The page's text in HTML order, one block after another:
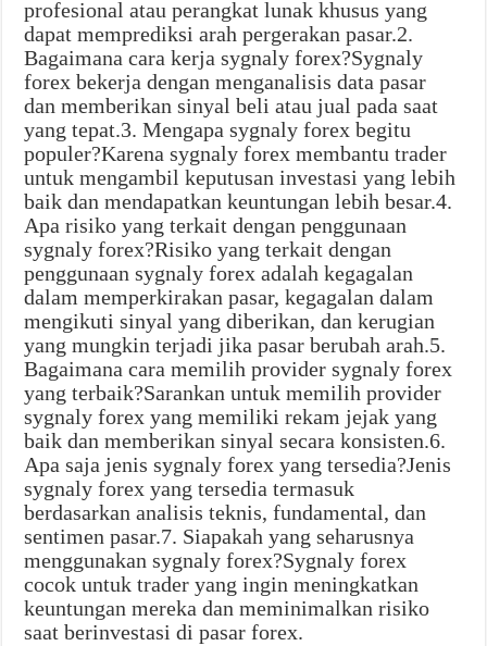
profesional atau perangkat lunak khusus yang
dapat memprediksi arah pergerakan pasar.2.
Bagaimana cara kerja sygnaly forex?Sygnaly
forex bekerja dengan menganalisis data pasar
dan memberikan sinyal beli atau jual pada saat
yang tepat.3. Mengapa sygnaly forex begitu
populer?Karena sygnaly forex membantu trader
untuk mengambil keputusan investasi yang lebih
baik dan mendapatkan keuntungan lebih besar.4.
Apa risiko yang terkait dengan penggunaan
sygnaly forex?Risiko yang terkait dengan
penggunaan sygnaly forex adalah kegagalan
dalam memperkirakan pasar, kegagalan dalam
mengikuti sinyal yang diberikan, dan kerugian
yang mungkin terjadi jika pasar berubah arah.5.
Bagaimana cara memilih provider sygnaly forex
yang terbaik?Sarankan untuk memilih provider
sygnaly forex yang memiliki rekam jejak yang
baik dan memberikan sinyal secara konsisten.6.
Apa saja jenis sygnaly forex yang tersedia?Jenis
sygnaly forex yang tersedia termasuk
berdasarkan analisis teknis, fundamental, dan
sentimen pasar.7. Siapakah yang seharusnya
menggunakan sygnaly forex?Sygnaly forex
cocok untuk trader yang ingin meningkatkan
keuntungan mereka dan meminimalkan risiko
saat berinvestasi di pasar forex.